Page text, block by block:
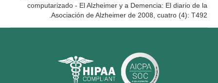
computarizado - El Alzheimer y a Demencia: El diario de la
Asociación de Alzheimer de 2008, cuatro (4): T492.